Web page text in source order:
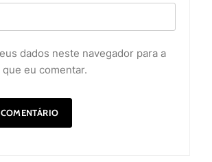
dados neste navegador para a
eu comentar.